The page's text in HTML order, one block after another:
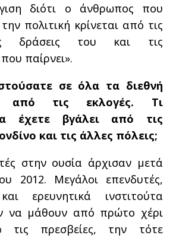
διότι ο άνθρωπος που
πολιτική κρίνεται από τις
δράσεις του και τις
παίρνει».
σε όλα τα διεθνή
από τις εκλογές. Τι
έχετε βγάλει από τις
και τις άλλες πόλεις;
στην ουσία άρχισαν μετά
2012. Μεγάλοι επενδυτές,
ερευνητικά ινστιτούτα
να μάθουν από πρώτο χέρι
πρεσβείες, την τότε